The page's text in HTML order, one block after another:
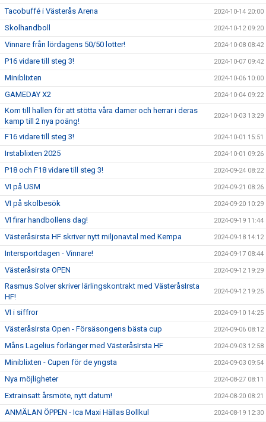
Tacobuffé i Västerås Arena 2024-10-14 20:00
Skolhandboll 2024-10-12 09:20
Vinnare från lördagens 50/50 lotter! 2024-10-08 08:42
P16 vidare till steg 3! 2024-10-07 09:42
Miniblixten 2024-10-06 10:00
GAMEDAY X2 2024-10-04 09:22
Kom till hallen för att stötta våra damer och herrar i deras
kamp till 2 nya poäng!
2024-10-03 13:29
F16 vidare till steg 3! 2024-10-01 15:51
Irstablixten 2025 2024-10-01 09:26
P18 och F18 vidare till steg 3! 2024-09-24 08:22
VI på USM 2024-09-21 08:26
VI på skolbesök 2024-09-20 10:29
VI firar handbollens dag! 2024-09-19 11:44
Västeråsirsta HF skriver nytt miljonavtal med Kempa 2024-09-18 14:12
Intersportdagen - Vinnare! 2024-09-17 08:44
Västeråsirsta OPEN 2024-09-12 19:29
Rasmus Solver skriver lärlingskontrakt med VästeråsIrsta
HF!
2024-09-12 19:25
VI i siffror 2024-09-10 14:25
VästeråsIrsta Open - Försäsongens bästa cup 2024-09-06 08:12
Måns Lagelius förlänger med VästeråsIrsta HF 2024-09-03 12:58
Miniblixten - Cupen för de yngsta 2024-09-03 09:54
Nya möjligheter 2024-08-27 08:11
Extrainsatt årsmöte, nytt datum! 2024-08-20 08:21
ANMÄLAN ÖPPEN - Ica Maxi Hällas Bollkul 2024-08-19 12:30